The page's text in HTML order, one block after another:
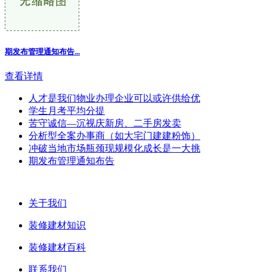
期发布管理通知布告...
查看详情
人才是我们物业办理企业可以或许供给优
学生月考平均分提
苦守诚信—沉视庆新房、二手房发卖
分析型全案办事商（如大宅门建建粉饰）
冲破当地市场瓶颈现规模化成长是一大挑
期发布管理通知布告
关于我们
装修建材知识
装修建材百科
联系我们